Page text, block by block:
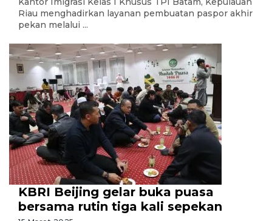
Riau menghadirkan layanan pembuatan paspor akhir
pekan melalui ...
KBRI Beijing gelar buka puasa
bersama rutin tiga kali sepekan